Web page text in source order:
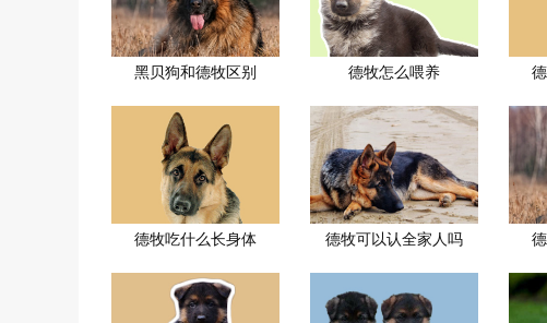
黑贝狗和德牧区别 德牧怎么喂养
德牧吃什么长身体 德牧可以认全家人吗